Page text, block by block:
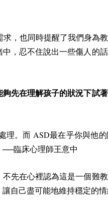
求，也同時提醒了我們身為
，忍不住說出一些傷人的
先在理解孩子的狀況下試
理。而 ASD最在乎你與他
──臨床心理師王意中
先在心裡認為這是一個難
自己盡可能地維持穩定的情